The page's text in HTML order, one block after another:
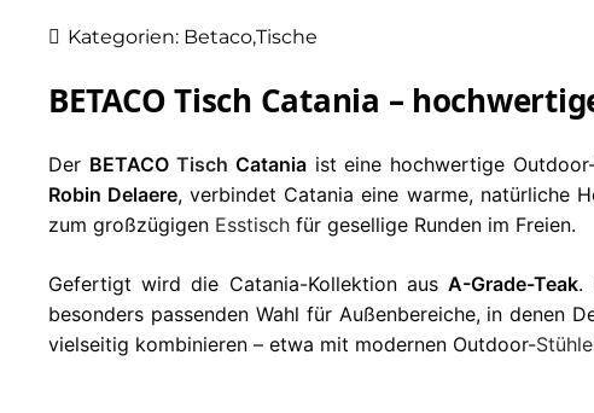
Kategorien: Betaco,Tische
BETACO Tisch Catania –
Der BETACO Tisch Cataniaist eine hochwertige
Robin Delaere, verbindet Catania eine warme, natürliche
zum großzügigen Esstisch für gesellige Runden im Freien.
Gefertigt wird die Catania-Kollektion ausA-Grade-Teak.
besonders passenden Wahl für Außenbereiche, in denen
vielseitig kombinieren – etwa mit modernen Outdoor-